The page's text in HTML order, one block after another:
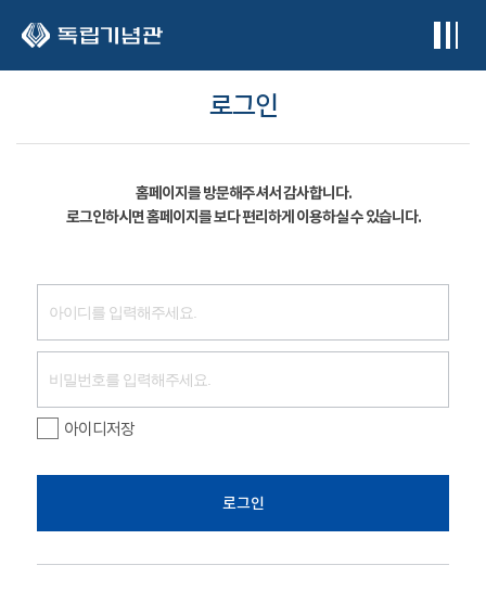
로그인
홈페이지를 방문해주셔서 감사합니다.
로그인하시면 홈페이지를 보다 편리하게 이용하실 수 있습니다.
아이디저장
로그인